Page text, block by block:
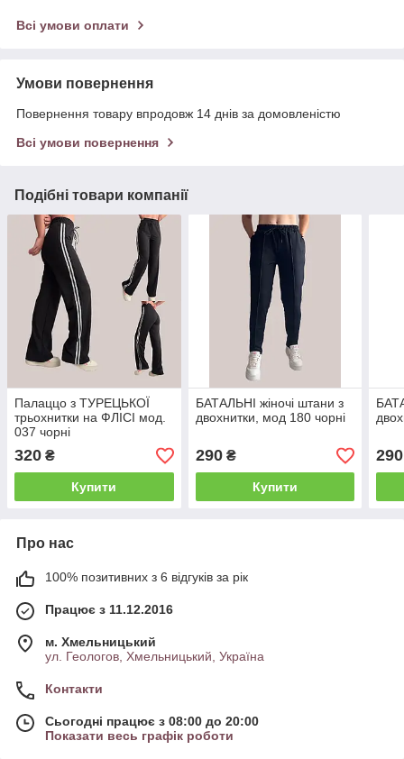
Всі умови оплати
Умови повернення
Повернення товару впродовж 14 днів за домовленістю
Всі умови повернення
Подібні товари компанії
Палаццо з ТУРЕЦЬКОЇ
трьохнитки на ФЛІСІ мод.
037 чорні
320 ₴
Купити
БАТАЛЬНІ жіночі штани з
двохнитки, мод 180 чорні
290₴
Купити
290
Про нас
100% позитивних з 6 відгуків за рік
Працює з 11.12.2016
м. Хмельницький
ул. Геологов, Хмельницький, Україна
Контакти
Сьогодні працює з 08:00 до 20:00
Показати весь графік роботи